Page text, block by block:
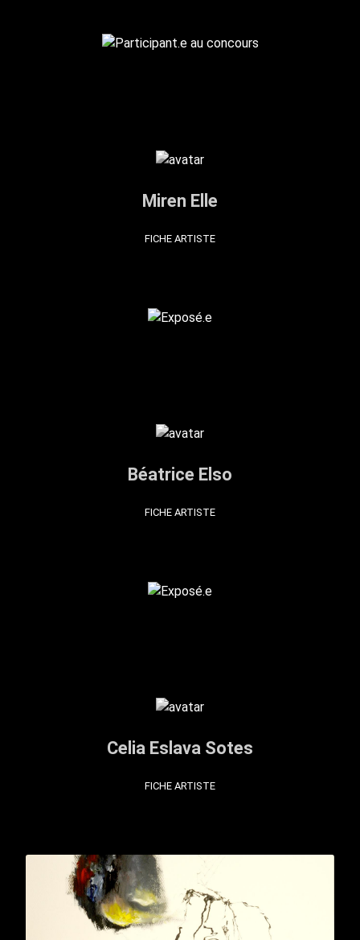
Miren Elle
FICHE ARTISTE
Béatrice Elso
FICHE ARTISTE
Celia Eslava Sotes
FICHE ARTISTE